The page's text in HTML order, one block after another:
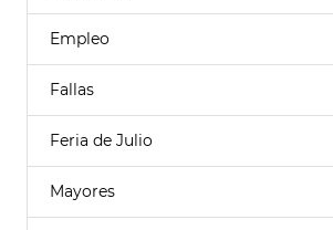
Empleo
Fallas
Feria de Julio
Mayores